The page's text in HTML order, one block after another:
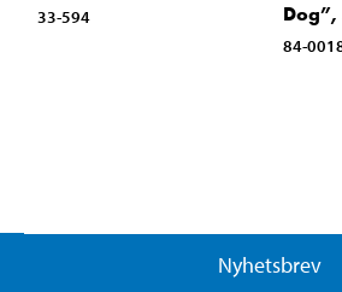
33-594
84-
Nyhetsbrev